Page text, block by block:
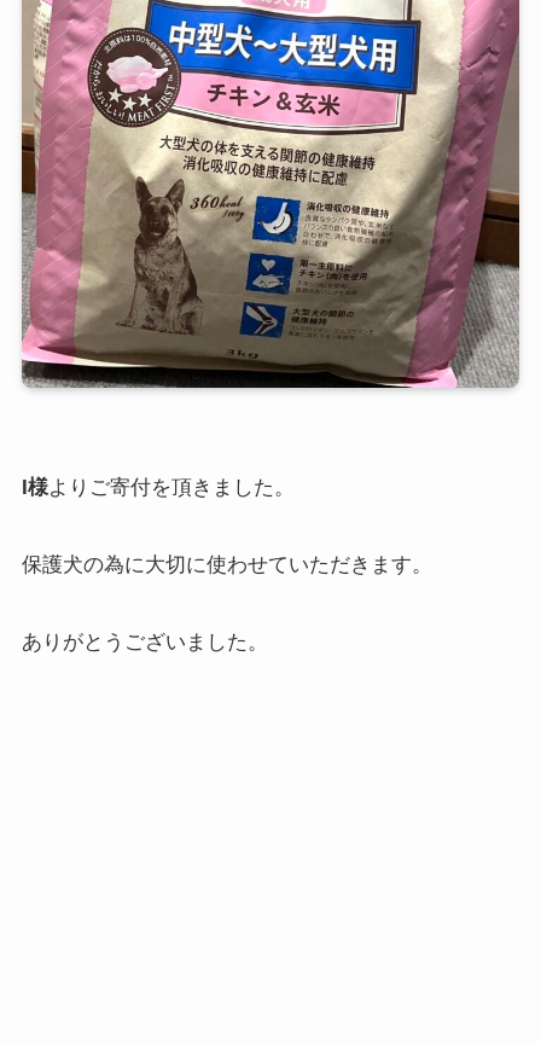
I様よりご寄付を頂きました。
保護犬の為に大切に使わせていただきます。
ありがとうございました。